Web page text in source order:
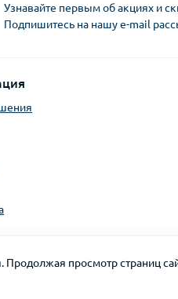
Узнавайте первым об акциях и
Подпишитесь на нашу e-mail
Refrigerant-euro
Продолжая просмотр страниц